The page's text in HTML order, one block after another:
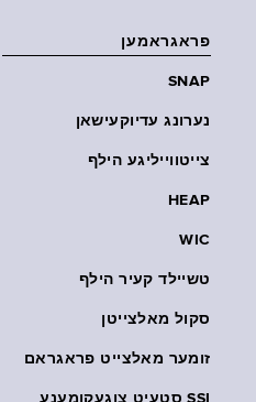
פראגראמען
SNAP
נערונג עדיוקעישאן
צייטווייליגע הילף
HEAP
WIC
טשיילד קעיר הילף
סקול מאלצייטן
זומער מאלצייט פראגראם
SSI סטעיט צוגעקומענע